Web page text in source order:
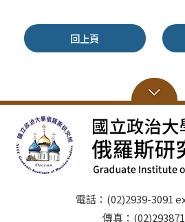
回上頁
電話：(02)2939-3091
傳真：